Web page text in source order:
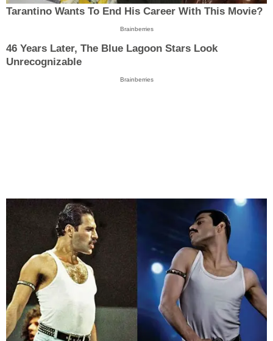
Tarantino Wants To End His Career With This Movie?
Brainberries
46 Years Later, The Blue Lagoon Stars Look
Unrecognizable
Brainberries